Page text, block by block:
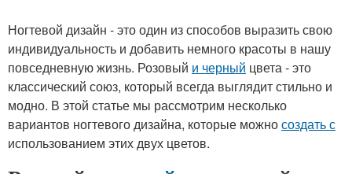
Ногтевой дизайн - это один из способов выразить свою
индивидуальность и добавить немного красоты в нашу
повседневную жизнь. Розовый и черный цвета - это
классический союз, который всегда выглядит стильно и
модно. В этой статье мы рассмотрим несколько
вариантов ногтевого дизайна, которые можносоздать с
использованием этих двух цветов.